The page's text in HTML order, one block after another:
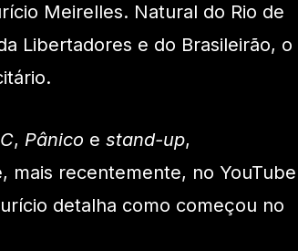
Meirelles. Natural do Rio de
Libertadores e do Brasileirão, o
, Pânico e stand-up,
mais recentemente, no YouTube
detalha como começou no